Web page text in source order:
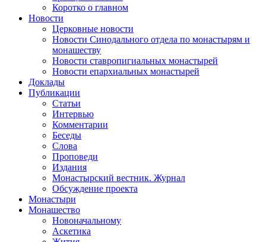
Коротко о главном
Новости
Церковные новости
Новости Синодального отдела по монастырям и
монашеству
Новости ставропигиальных монастырей
Новости епархиальных монастырей
Доклады
Публикации
Статьи
Интервью
Комментарии
Беседы
Слова
Проповеди
Издания
Монастырский вестник. Журнал
Обсуждение проекта
Монастыри
Монашество
Новоначальному
Аскетика